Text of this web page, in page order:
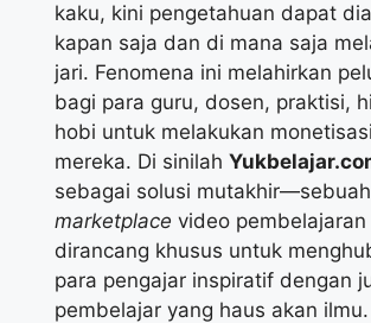
kaku, kini pengetahuan dapat
kapan saja dan di mana saja
jari. Fenomena ini melahirkan
bagi para guru, dosen, praktisi,
hobi untuk melakukan
mereka. Di sinilah
sebagai solusi mutakhir—sebuah
marketplace video pembelajaran
dirancang khusus untuk
para pengajar inspiratif dengan
pembelajar yang haus akan ilmu.